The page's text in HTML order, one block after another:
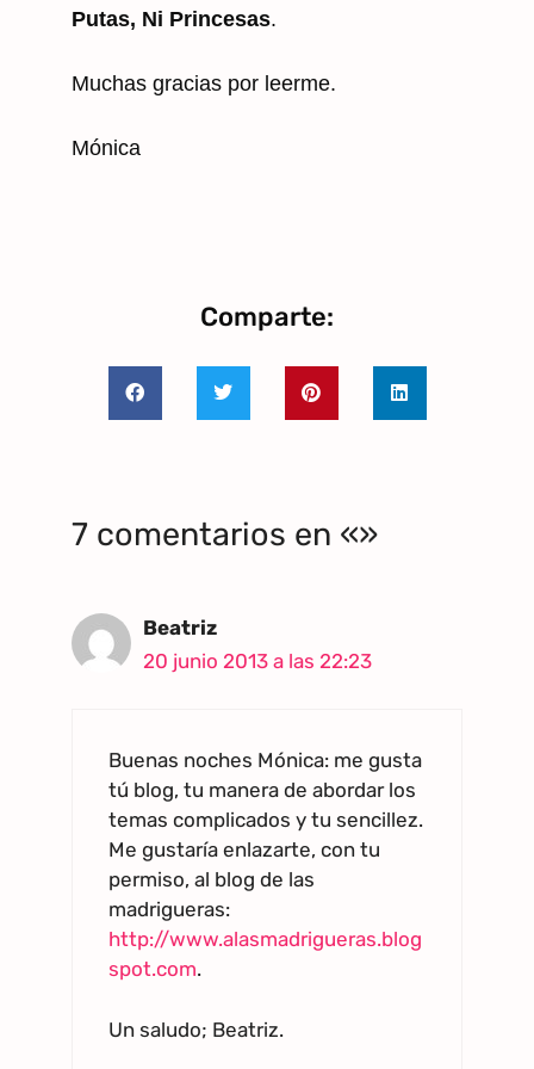
Putas, Ni Princesas.
Muchas gracias por leerme.
Mónica
Comparte:
7 comentarios en «»
Beatriz
20 junio 2013 a las 22:23
Buenas noches Mónica: me gusta
tú blog, tu manera de abordar los
temas complicados y tu sencillez.
Me gustaría enlazarte, con tu
permiso, al blog de las
madrigueras:
http://www.alasmadrigueras.blog
spot.com.
Un saludo; Beatriz.